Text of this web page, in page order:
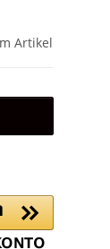
Artikel